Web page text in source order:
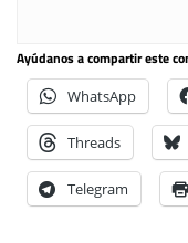
Ayúdanos a compartir este
WhatsApp
Threads
Telegram